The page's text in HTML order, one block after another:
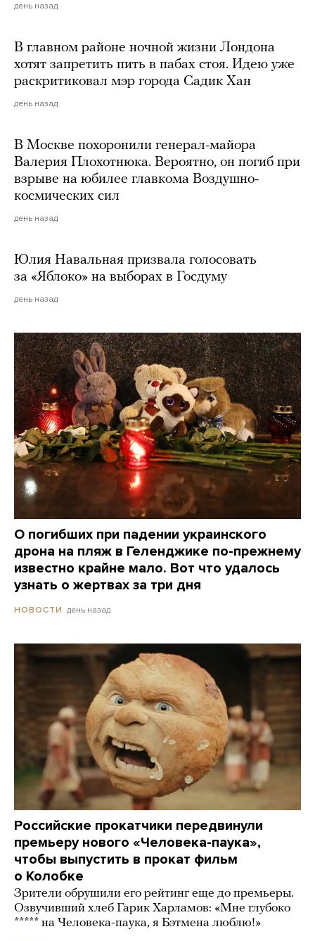
день назад
В главном районе ночной жизни Лондона
хотят запретить пить в пабах стоя. Идею уже
раскритиковал мэр города Садик Хан
день назад
В Москве похоронили генерал-майора
Валерия Плохотнюка. Вероятно, он погиб при
взрыве на юбилее главкома Воздушно-
космических сил
день назад
Юлия Навальная призвала голосовать
за «Яблоко» на выборах в Госдуму
день назад
О погибших при падении украинского
дрона на пляж в Геленджике по-прежнему
известно крайне мало. Вот что удалось
узнать о жертвах за три дня
НОВОСТИ день назад
Российские прокатчики передвинули
премьеру нового «Человека-паука»,
чтобы выпустить в прокат фильм
о Колобке
Зрители обрушили его рейтинг еще до премьеры.
Озвучивший хлеб Гарик Харламов: «Мне глубоко
***** на Человека-паука, я Бэтмена люблю!»